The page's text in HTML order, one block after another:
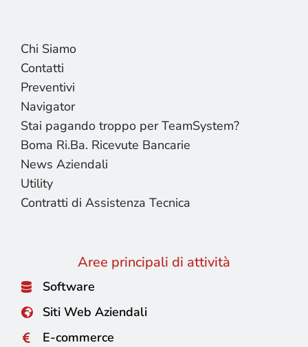
Chi Siamo
Contatti
Preventivi
Navigator
Stai pagando troppo per TeamSystem?
Boma Ri.Ba. Ricevute Bancarie
News Aziendali
Utility
Contratti di Assistenza Tecnica
Aree principali di attività
Software
Siti Web Aziendali
E-commerce